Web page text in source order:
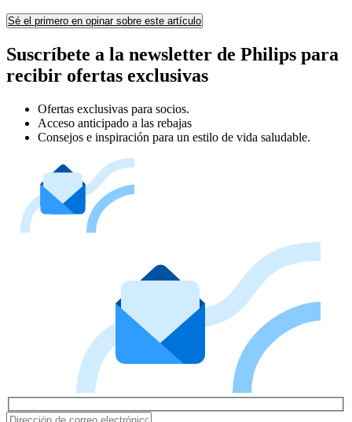
Sé el primero en opinar sobre este artículo
Suscríbete a la newsletter de Philips para
recibir ofertas exclusivas
Ofertas exclusivas para socios.
Acceso anticipado a las rebajas
Consejos e inspiración para un estilo de vida saludable.